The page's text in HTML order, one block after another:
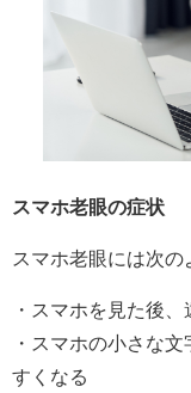
スマホ老眼の症状
スマホ老眼には次の
・スマホを見た後
・スマホの小さな
すくなる